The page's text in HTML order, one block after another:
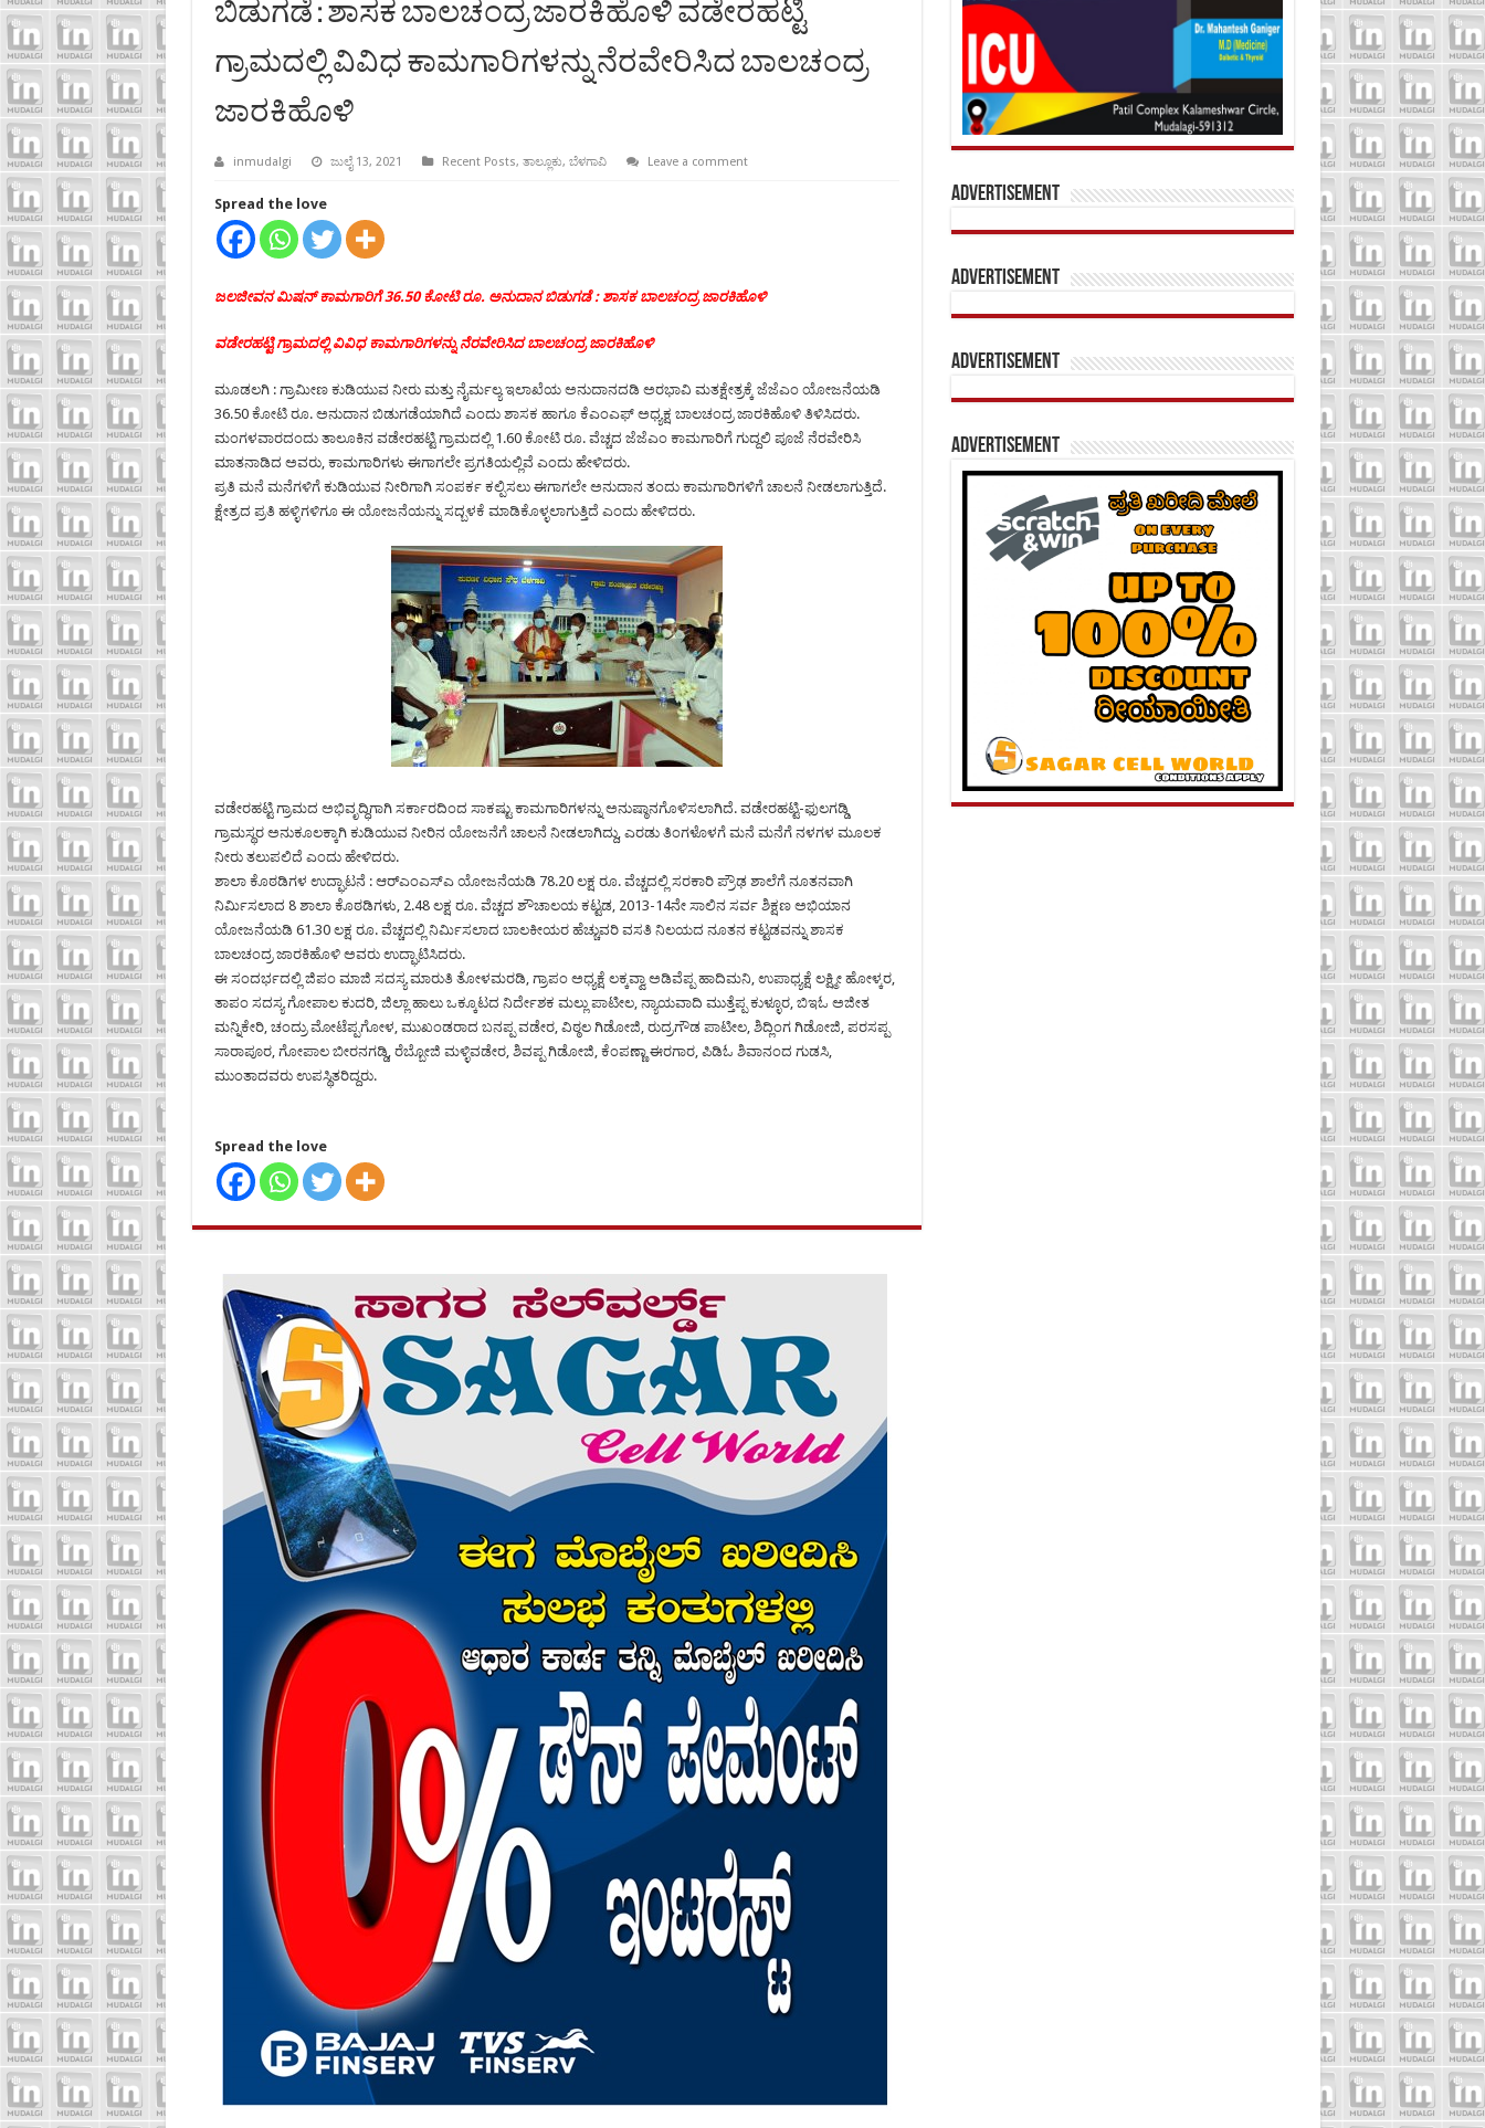
ಬಿಡುಗಡೆ : ಶಾಸಕ ಬಾಲಚಂದ್ರ ಜಾರಕಿಹೊಳಿ ವಡೇರಹಟ್ಟಿ
ಗ್ರಾಮದಲ್ಲಿ ವಿವಿಧ ಕಾಮಗಾರಿಗಳನ್ನು ನೆರವೇರಿಸಿದ ಬಾಲಚಂದ್ರ
ಜಾರಕಿಹೊಳಿ
inmudalgi ಜುಲೈ 13, 2021 Recent Posts, ತಾಲ್ಲೂಕು, ಬೆಳಗಾವಿ Leave a comment
Spread the love
ಜಲಜೀವನ ಮಿಷನ್ ಕಾಮಗಾರಿಗೆ 36.50 ಕೋಟಿ ರೂ. ಅನುದಾನ ಬಿಡುಗಡೆ : ಶಾಸಕ ಬಾಲಚಂದ್ರ ಜಾರಕಿಹೊಳಿ
ವಡೇರಹಟ್ಟಿ ಗ್ರಾಮದಲ್ಲಿ ವಿವಿಧ ಕಾಮಗಾರಿಗಳನ್ನು ನೆರವೇರಿಸಿದ ಬಾಲಚಂದ್ರ ಜಾರಕಿಹೊಳಿ
ಮೂಡಲಗಿ : ಗ್ರಾಮೀಣ ಕುಡಿಯುವ ನೀರು ಮತ್ತು ನೈರ್ಮಲ್ಯ ಇಲಾಖೆಯ ಅನುದಾನದಡಿ ಅರಭಾವಿ ಮತಕ್ಷೇತ್ರಕ್ಕೆ ಜೆಜೆಎಂ ಯೋಜನೆಯಡಿ
36.50 ಕೋಟಿ ರೂ. ಅನುದಾನ ಬಿಡುಗಡೆಯಾಗಿದೆ ಎಂದು ಶಾಸಕ ಹಾಗೂ ಕೆಎಂಎಫ್ ಅಧ್ಯಕ್ಷ ಬಾಲಚಂದ್ರ ಜಾರಕಿಹೊಳಿ ತಿಳಿಸಿದರು.
ಮಂಗಳವಾರದಂದು ತಾಲೂಕಿನ ವಡೇರಹಟ್ಟಿ ಗ್ರಾಮದಲ್ಲಿ 1.60 ಕೋಟಿ ರೂ. ವೆಚ್ಚದ ಜೆಜೆಎಂ ಕಾಮಗಾರಿಗೆ ಗುದ್ದಲಿ ಪೂಜೆ ನೆರವೇರಿಸಿ
ಮಾತನಾಡಿದ ಅವರು, ಕಾಮಗಾರಿಗಳು ಈಗಾಗಲೇ ಪ್ರಗತಿಯಲ್ಲಿವೆ ಎಂದು ಹೇಳಿದರು.
ಪ್ರತಿ ಮನೆ ಮನೆಗಳಿಗೆ ಕುಡಿಯುವ ನೀರಿಗಾಗಿ ಸಂಪರ್ಕ ಕಲ್ಪಿಸಲು ಈಗಾಗಲೇ ಅನುದಾನ ತಂದು ಕಾಮಗಾರಿಗಳಿಗೆ ಚಾಲನೆ ನೀಡಲಾಗುತ್ತಿದೆ.
ಕ್ಷೇತ್ರದ ಪ್ರತಿ ಹಳ್ಳಿಗಳಿಗೂ ಈ ಯೋಜನೆಯನ್ನು ಸದ್ಬಳಕೆ ಮಾಡಿಕೊಳ್ಳಲಾಗುತ್ತಿದೆ ಎಂದು ಹೇಳಿದರು.
ವಡೇರಹಟ್ಟಿ ಗ್ರಾಮದ ಅಭಿವೃದ್ಧಿಗಾಗಿ ಸರ್ಕಾರದಿಂದ ಸಾಕಷ್ಟು ಕಾಮಗಾರಿಗಳನ್ನು ಅನುಷ್ಠಾನಗೊಳಿಸಲಾಗಿದೆ. ವಡೇರಹಟ್ಟಿ-ಫುಲಗಡ್ಡಿ
ಗ್ರಾಮಸ್ಥರ ಅನುಕೂಲಕ್ಕಾಗಿ ಕುಡಿಯುವ ನೀರಿನ ಯೋಜನೆಗೆ ಚಾಲನೆ ನೀಡಲಾಗಿದ್ದು, ಎರಡು ತಿಂಗಳೊಳಗೆ ಮನೆ ಮನೆಗೆ ನಳಗಳ ಮೂಲಕ
ನೀರು ತಲುಪಲಿದೆ ಎಂದು ಹೇಳಿದರು.
ಶಾಲಾ ಕೊಠಡಿಗಳ ಉದ್ಘಾಟನೆ : ಆರ್‍ಎಂಎಸ್‍ಎ ಯೋಜನೆಯಡಿ 78.20 ಲಕ್ಷ ರೂ. ವೆಚ್ಚದಲ್ಲಿ ಸರಕಾರಿ ಪ್ರೌಢ ಶಾಲೆಗೆ ನೂತನವಾಗಿ
ನಿರ್ಮಿಸಲಾದ 8 ಶಾಲಾ ಕೊಠಡಿಗಳು, 2.48 ಲಕ್ಷ ರೂ. ವೆಚ್ಚದ ಶೌಚಾಲಯ ಕಟ್ಟಡ, 2013-14ನೇ ಸಾಲಿನ ಸರ್ವ ಶಿಕ್ಷಣ ಅಭಿಯಾನ
ಯೋಜನೆಯಡಿ 61.30 ಲಕ್ಷ ರೂ. ವೆಚ್ಚದಲ್ಲಿ ನಿರ್ಮಿಸಲಾದ ಬಾಲಕೀಯರ ಹೆಚ್ಚುವರಿ ವಸತಿ ನಿಲಯದ ನೂತನ ಕಟ್ಟಡವನ್ನು ಶಾಸಕ
ಬಾಲಚಂದ್ರ ಜಾರಕಿಹೊಳಿ ಅವರು ಉದ್ಘಾಟಿಸಿದರು.
ಈ ಸಂದರ್ಭದಲ್ಲಿ ಜಿಪಂ ಮಾಜಿ ಸದಸ್ಯ ಮಾರುತಿ ತೋಳಮರಡಿ, ಗ್ರಾಪಂ ಅಧ್ಯಕ್ಷೆ ಲಕ್ಕವ್ವಾ ಅಡಿವೆಪ್ಪ ಹಾದಿಮನಿ, ಉಪಾಧ್ಯಕ್ಷೆ ಲಕ್ಷ್ಮೀ ಹೋಳ್ಕರ,
ತಾಪಂ ಸದಸ್ಯ ಗೋಪಾಲ ಕುದರಿ, ಜಿಲ್ಲಾ ಹಾಲು ಒಕ್ಕೂಟದ ನಿರ್ದೇಶಕ ಮಲ್ಲು ಪಾಟೀಲ, ನ್ಯಾಯವಾದಿ ಮುತ್ತೆಪ್ಪ ಕುಳ್ಳೂರ, ಬಿಇಓ ಅಜೀತ
ಮನ್ನಿಕೇರಿ, ಚಂದ್ರು ಮೋಟೆಪ್ಪಗೋಳ, ಮುಖಂಡರಾದ ಬನಪ್ಪ ವಡೇರ, ವಿಠ್ಠಲ ಗಿಡೋಜಿ, ರುದ್ರಗೌಡ ಪಾಟೀಲ, ಶಿದ್ಲಿಂಗ ಗಿಡೋಜಿ, ಪರಸಪ್ಪ
ಸಾರಾಪೂರ, ಗೋಪಾಲ ಬೀರನಗಡ್ಡಿ, ರೆಬ್ಬೋಜಿ ಮಳ್ಳಿವಡೇರ, ಶಿವಪ್ಪ ಗಿಡೋಜಿ, ಕೆಂಪಣ್ಣಾ ಈರಗಾರ, ಪಿಡಿಓ ಶಿವಾನಂದ ಗುಡಸಿ,
ಮುಂತಾದವರು ಉಪಸ್ಥಿತರಿದ್ದರು.
Spread the love
Advertisement
Advertisement
Advertisement
Advertisement